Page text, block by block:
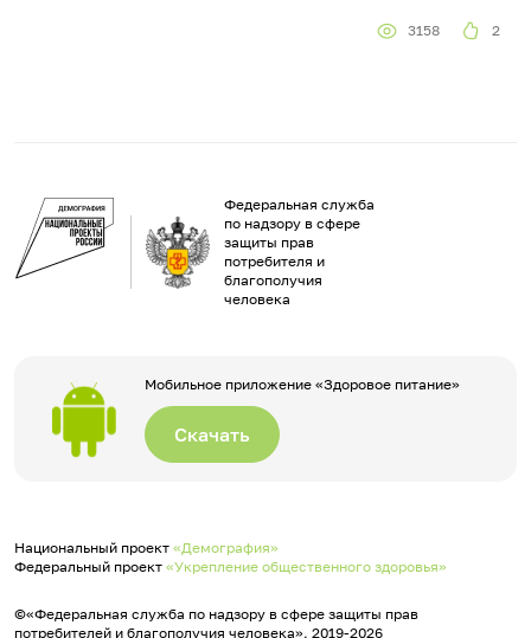
3158 2
Федеральная служба
по надзору в сфере
защиты прав
потребителя и
благополучия
человека
Мобильное приложение «Здоровое питание»
Скачать
Национальный проект «Демография»
Федеральный проект «Укрепление общественного здоровья»
©«Федеральная служба по надзору в сфере защиты прав
потребителей и благополучия человека», 2019-2026